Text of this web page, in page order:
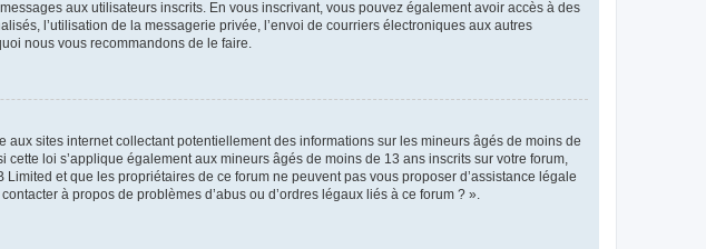
aux utilisateurs inscrits. En vous inscrivant, vous pouvez également avoir accès à des
l’utilisation de la messagerie privée, l’envoi de courriers électroniques aux autres
nous vous recommandons de le faire.
sites internet collectant potentiellement des informations sur les mineurs âgés de moins de
loi s’applique également aux mineurs âgés de moins de 13 ans inscrits sur votre forum,
et que les propriétaires de ce forum ne peuvent pas vous proposer d’assistance légale
à propos de problèmes d’abus ou d’ordres légaux liés à ce forum ? ».